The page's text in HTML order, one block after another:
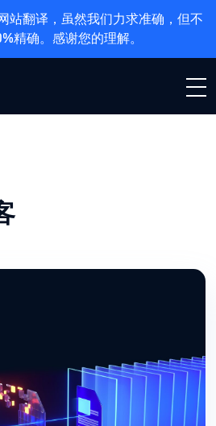
站翻译，虽然我们力求准确，但不
精确。感谢您的理解。